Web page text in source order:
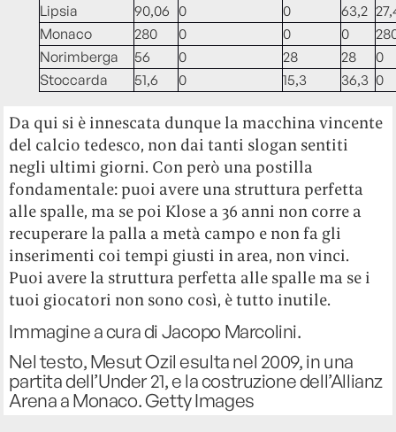
Lipsia
90,06 0 0 63,2
Monaco
280 0 0 0
Norimberga
56 0 28 28
0
Stoccarda
51,6 0 15,3 36,3 0
Da qui si è innescata dunque la macchina vincente
del calcio tedesco, non dai tanti slogan sentiti
negli ultimi giorni. Con però una postilla
fondamentale: puoi avere una struttura perfetta
alle spalle, ma se poi Klose a 36 anni non corre a
recuperare la palla a metà campo e non fa gli
inserimenti coi tempi giusti in area, non vinci.
Puoi avere la struttura perfetta alle spalle ma se i
tuoi giocatori non sono così, è tutto inutile.
Immagine a cura di Jacopo Marcolini.
Nel testo, Mesut Ozil esulta nel 2009, in una
partita dell’Under 21, e la costruzione dell’Allianz
Arena a Monaco. Getty Images